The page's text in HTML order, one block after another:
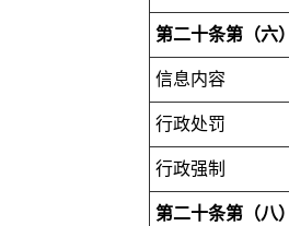
第二十条第（六
信息内容
行政处罚
行政强制
第二十条第（八